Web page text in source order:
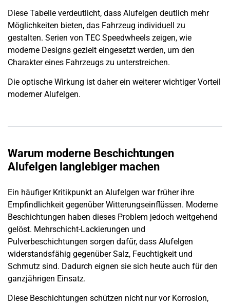
Diese Tabelle verdeutlicht, dass Alufelgen deutlich mehr
Möglichkeiten bieten, das Fahrzeug individuell zu
gestalten. Serien von TEC Speedwheels zeigen, wie
moderne Designs gezielt eingesetzt werden, um den
Charakter eines Fahrzeugs zu unterstreichen.
Die optische Wirkung ist daher ein weiterer wichtiger Vorteil
moderner Alufelgen.
Warum moderne Beschichtungen
Alufelgen langlebiger machen
Ein häufiger Kritikpunkt an Alufelgen war früher ihre
Empfindlichkeit gegenüber Witterungseinflüssen. Moderne
Beschichtungen haben dieses Problem jedoch weitgehend
gelöst. Mehrschicht-Lackierungen und
Pulverbeschichtungen sorgen dafür, dass Alufelgen
widerstandsfähig gegenüber Salz, Feuchtigkeit und
Schmutz sind. Dadurch eignen sie sich heute auch für den
ganzjährigen Einsatz.
Diese Beschichtungen schützen nicht nur vor Korrosion,